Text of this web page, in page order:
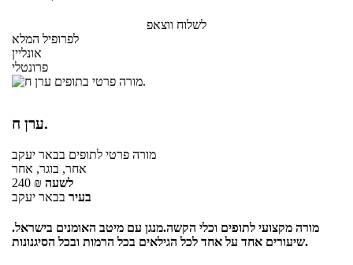
לשלוח ווצאפ
לפרופיל המלא
אונליין
פרונטלי
ערן ח.
מורה פרטי לתופים בבאר יעקב
אחר, בוגר, אחר
240 ₪ לשעה
בעיר בבאר יעקב
מורה מקצועי לתופים וכלי הקשה.מנגן עם מיטב האומנים בישראל.
שיעורים אחד על אחד לכל הגילאים בכל הרמות ובכל הסיגנונות.